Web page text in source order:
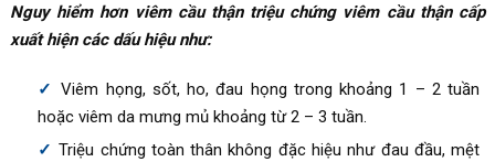
Nguy hiểm hơn viêm cầu thận triệu chứng viêm cầu thận cấp
xuất hiện các dấu hiệu như:
Viêm họng, sốt, ho, đau họng trong khoảng 1 – 2 tuần
hoặc viêm da mưng mủ khoảng từ 2 – 3 tuần.
Triệu chứng toàn thân không đặc hiệu như đau đầu, mệt